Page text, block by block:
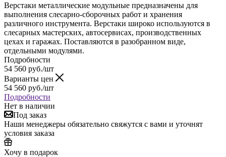
Верстаки металлические модульные предназначены для
выполнения слесарно-сборочных работ и хранения
различного инструмента. Верстаки широко используются в
слесарных мастерских, автосервисах, производственных
цехах и гаражах. Поставляются в разобранном виде,
отдельными модулями.
Подробности
54 560 руб./шт
Варианты цен
54 560 руб./шт
Подробности
Нет в наличии
Под заказ
Наши менеджеры обязательно свяжутся с вами и уточнят
условия заказа
Хочу в подарок